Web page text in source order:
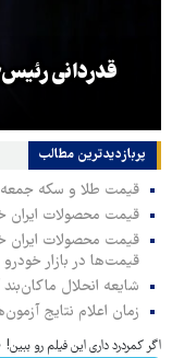
قدردانی
پربازدیدترین‌ مطالب
قیمت طلا و سکه جمعه ۱۶ مرداد ۱۴۰۵/ طلای ۱۸ عیار امروز چند؟
قیمت محصولات ایران خودرو یکشنبه ۱۸
قیمت‌ها در بازار خودرو
شایعه انحلال
زمان اعلام نتایج
اگر کمردرد داری این فیلم رو